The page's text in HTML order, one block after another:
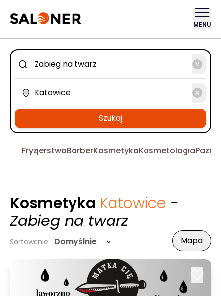
MENU
Szukaj
FryzjerstwoBarberKosmetykaKosmetologia
Kosmetyka Katowice -
Zabieg na twarz
Sortowanie Domyślnie Mapa